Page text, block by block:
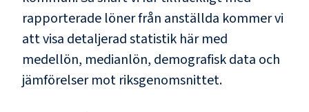
rapporterade löner från anställda kommer vi
att visa detaljerad statistik här med
medellön, medianlön, demografisk data och
jämförelser mot riksgenomsnittet.